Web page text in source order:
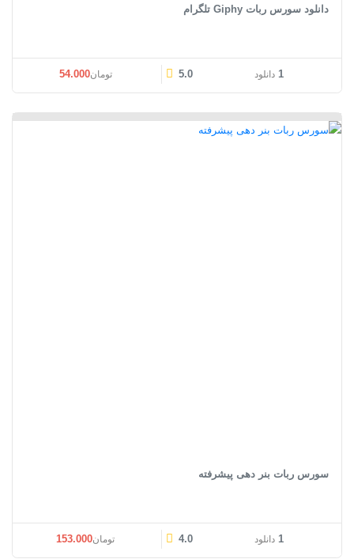
دانلود سورس ربات Giphy تلگرام
1 دانلود 5.0 تومان54.000
سورس ربات بنر دهی پیشرفته
1 دانلود 4.0 تومان153.000